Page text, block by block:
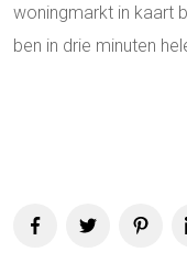
woningmarkt in kaart
ben in drie minuten